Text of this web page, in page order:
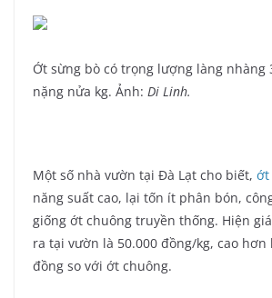
Ớt sừng bò có trọng lượng làng nhàng
nặng nửa kg. Ảnh: Di Linh.
Một số nhà vườn tại Đà Lạt cho biết, ớt
năng suất cao, lại tốn ít phân bón,
giống ớt chuông truyền thống. Hiện
ra tại vườn là 50.000 đồng/kg, cao hơn
đồng so với ớt chuông.